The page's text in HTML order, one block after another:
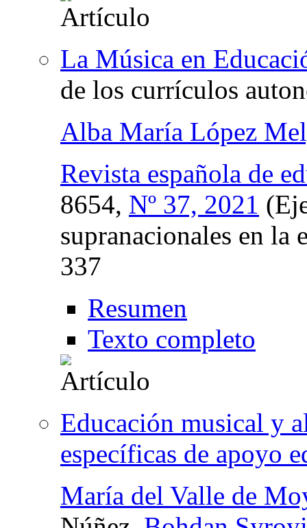
La Música en
de los currículos
Alba María López
Revista española de
8654, Nº 37, 2021
supranacionales en
337
Resumen
Texto completo
Educación musical y
específicas de apoyo
María del Valle de